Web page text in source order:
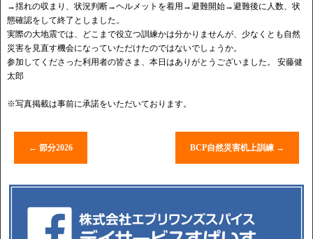
→揺れの収まり、状況判断→ヘルメットを着用→避難開始→避難後に人数、状
態確認をして終了としました。
実際の大地震では、どこまで役立つ訓練かは分かりませんが、少なくとも自然
災害を見直す機会になっていただけたのではないでしょうか。
参加してくださった利用者の皆さま、本日はありがとうございました。 安藤健
太郎
※写真掲載は事前に承諾をいただいております。
← 節分2026 BCP自然災害机上訓練 →